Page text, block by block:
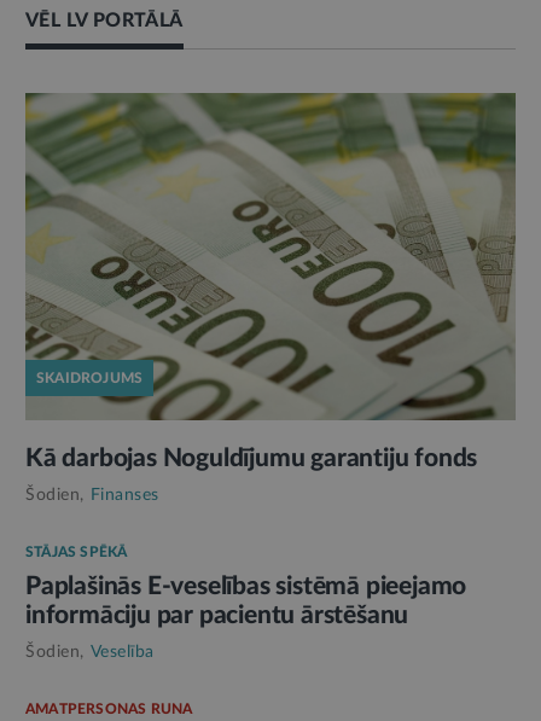
VĒL LV PORTĀLĀ
SKAIDROJUMS
Kā darbojas Noguldījumu garantiju fonds
Šodien, Finanses
STĀJAS SPĒKĀ
Paplašinās E-veselības sistēmā pieejamo
informāciju par pacientu ārstēšanu
Šodien, Veselība
AMATPERSONAS RUNA